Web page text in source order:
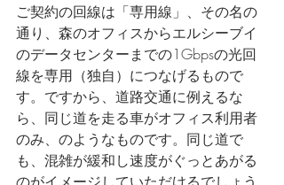
ご契約の回線は「専用線」、その名の
通り、森のオフィスからエルシーブイ
のデータセンターまでの1Gbpsの光回
線を専用（独自）につなげるもので
す。ですから、道路交通に例えるな
ら、同じ道を走る車がオフィス利用者
のみ、のようなものです。同じ道で
も、混雑が緩和し速度がぐっとあがる